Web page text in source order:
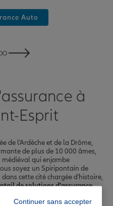
Auto
à
Esprit
de l'Ardèche et de la Drôme,
de plus de 10 000 âmes,
qui enjambe
soyez un Spiripontain de
cette cité chargée d'histoire,
de solutions d'assurance
à vos besoins spécifiques
Continuer sans accepter